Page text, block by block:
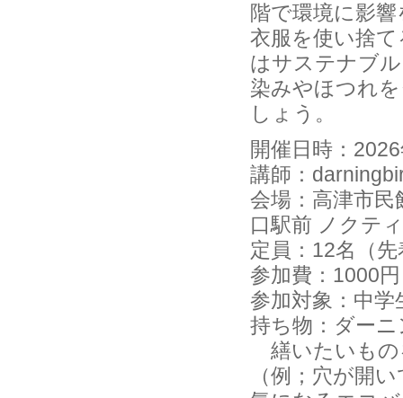
階で環境に影
衣服を使い捨
はサステナブ
染みやほつれ
しょう。
開催日時：
講師：
会場：高津市
口駅前 ノクテ
定員：12名（
参加費：1000
参加対象：中学
持ち物：ダー
繕いたいもの
（例；穴が開